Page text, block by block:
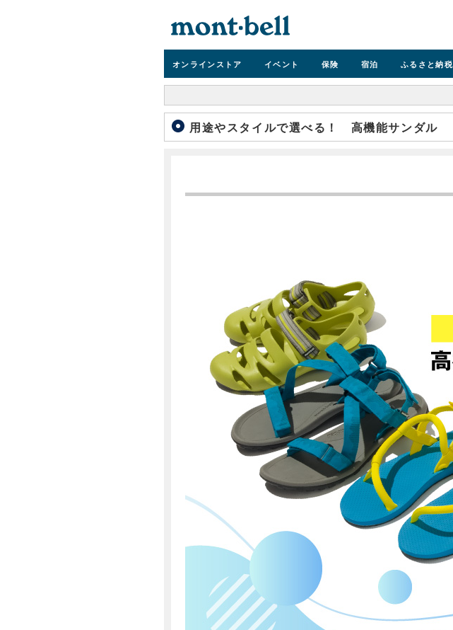
オンラインストア イベント 保険 宿泊 ふるさと納税
用途やスタイルで選べる！ 高機能サンダル